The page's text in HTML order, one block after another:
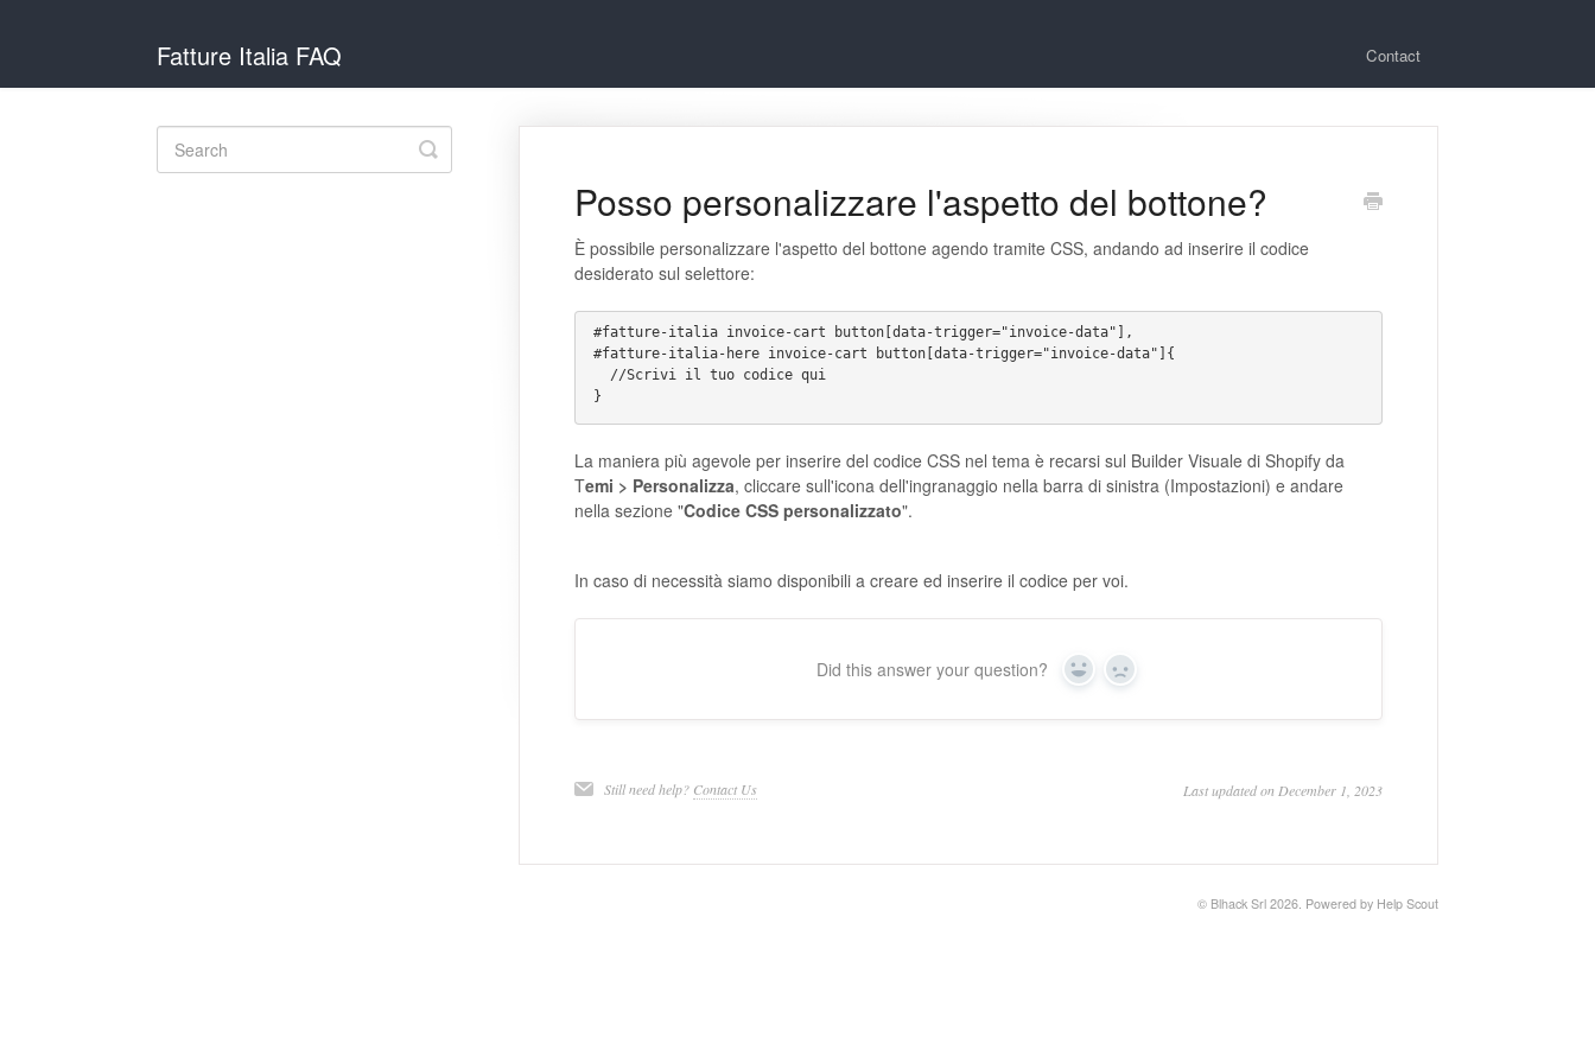
Fatture Italia FAQ Contact
Posso personalizzare l'aspetto del bottone?
È possibile personalizzare l'aspetto del bottone agendo tramite CSS, andando ad inserire il codice
desiderato sul selettore:
#fatture-italia invoice-cart button[data-trigger="invoice-data"],
#fatture-italia-here invoice-cart button[data-trigger="invoice-data"]{
  //Scrivi il tuo codice qui
}
La maniera più agevole per inserire del codice CSS nel tema è recarsi sul Builder Visuale di Shopify da
Temi > Personalizza, cliccare sull'icona dell'ingranaggio nella barra di sinistra (Impostazioni) e andare
nella sezione "Codice CSS personalizzato".
In caso di necessità siamo disponibili a creare ed inserire il codice per voi.
Did this answer your question? Yes No
Still need help? Contact Us Last updated on December 1, 2023
Toggle
Search
© Blhack Srl 2026. Powered by Help Scout